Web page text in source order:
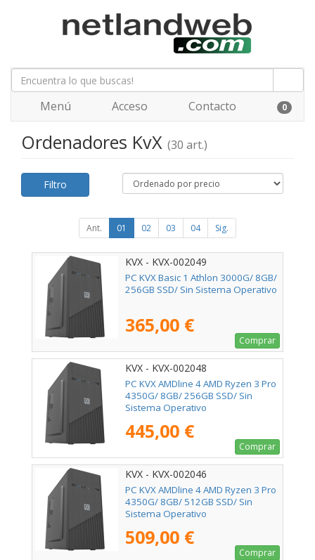
Menú Acceso Contacto 0
Ordenadores KvX (30 art.)
Filtro
Ant. 01 02 03 04 Sig.
KVX - KVX-002049
PC KVX Basic 1 Athlon 3000G/ 8GB/
256GB SSD/ Sin Sistema Operativo
365,00 €
Comprar
KVX - KVX-002048
PC KVX AMDline 4 AMD Ryzen 3 Pro
4350G/ 8GB/ 256GB SSD/ Sin
Sistema Operativo
445,00 €
Comprar
KVX - KVX-002046
PC KVX AMDline 4 AMD Ryzen 3 Pro
4350G/ 8GB/ 512GB SSD/ Sin
Sistema Operativo
509,00 €
Comprar